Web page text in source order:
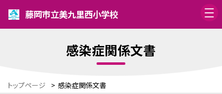
藤岡市立美九里西小学校
感染症関係文書
トップページ > 感染症関係文書